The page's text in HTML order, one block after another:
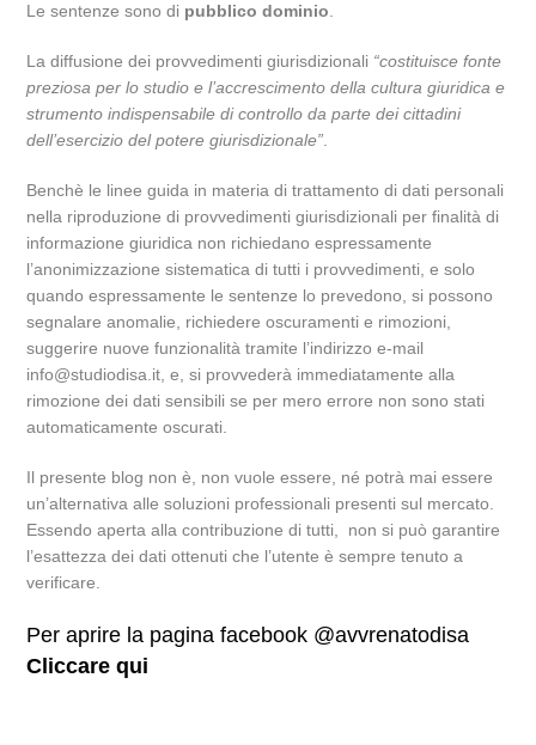
Le sentenze sono di pubblico dominio
La diffusione dei provvedimenti giurisdizionali “costituisce fonte
preziosa per lo studio e l’accrescimento della cultura giuridica e
strumento indispensabile di controllo da parte dei cittadini
dell’esercizio del potere giurisdizionale”
Benchè le linee guida in materia di trattamento di dati personali
nella riproduzione di provvedimenti giurisdizionali per finalità di
informazione giuridica non richiedano espressamente
l’anonimizzazione sistematica di tutti i provvedimenti, e solo
quando espressamente le sentenze lo prevedono, si possono
segnalare anomalie, richiedere oscuramenti e rimozioni,
suggerire nuove funzionalità tramite l’indirizzo e-mail
info@studiodisa.it, e, si provvederà immediatamente alla
rimozione dei dati sensibili se per mero errore non sono stati
automaticamente oscurati.
Il presente blog non è, non vuole essere, né potrà mai essere
un’alternativa alle soluzioni professionali presenti sul mercato.
Essendo aperta alla contribuzione di tutti, non si può garantire
l’esattezza dei dati ottenuti che l’utente è sempre tenuto a
verificare.
Per aprire la pagina facebook @avvrenatodisa
Cliccare qui